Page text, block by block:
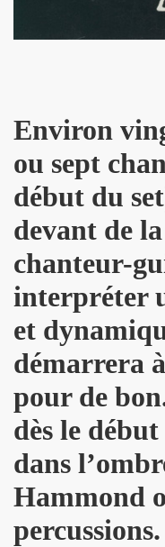
Environ
ou sept
début du
devant de
chanteur-
interpréter
et
démarrera
pour de
dès le
dans
Hammond
percussions.
Jacques
HIGHAM :
"39 de
FRANCE
Tropical
PRUVOT) et
DUVALL") le 25
etre la marquise des
"IN&OUT
DUVALL"
& LES